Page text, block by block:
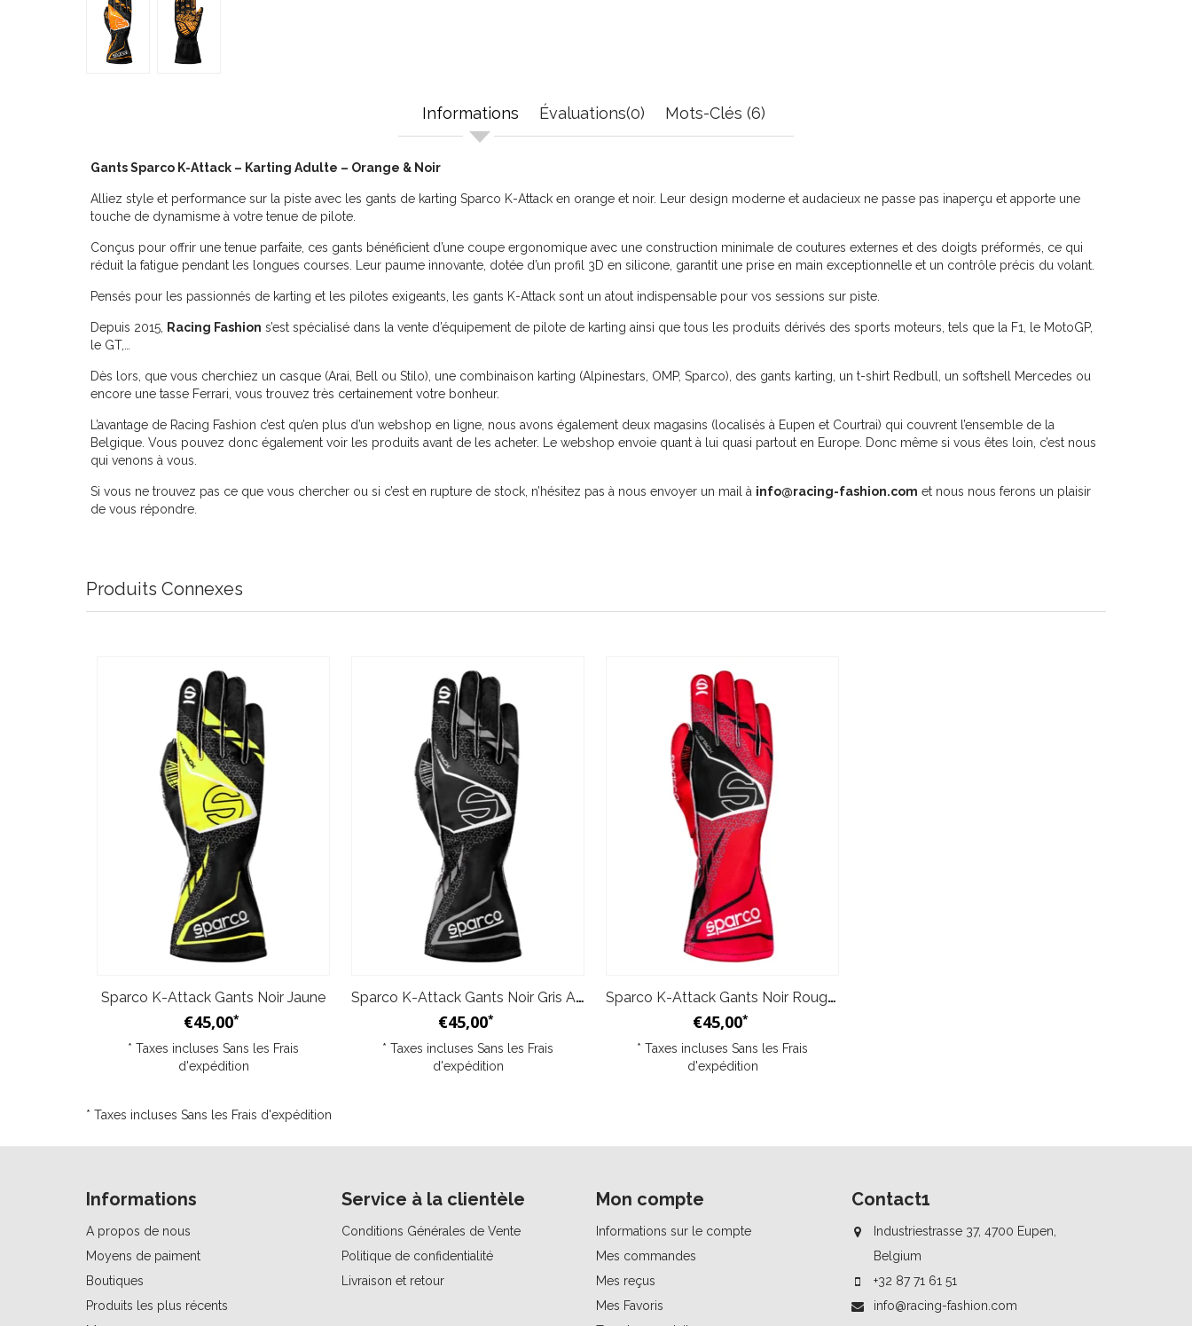
Informations Évaluations(0) Mots-Clés (6)
Gants Sparco K-Attack – Karting Adulte – Orange & Noir
Alliez style et performance sur la piste avec les gants de karting Sparco K-Attack en orange et noir. Leur design moderne et audacieux ne passe pas inaperçu et apporte une
touche de dynamisme à votre tenue de pilote.
Conçus pour offrir une tenue parfaite, ces gants bénéficient d’une coupe ergonomique avec une construction minimale de coutures externes et des doigts préformés, ce qui
réduit la fatigue pendant les longues courses. Leur paume innovante, dotée d’un profil 3D en silicone, garantit une prise en main exceptionnelle et un contrôle précis du volant.
Pensés pour les passionnés de karting et les pilotes exigeants, les gants K-Attack sont un atout indispensable pour vos sessions sur piste.
Depuis 2015, Racing Fashion s’est spécialisé dans la vente d’équipement de pilote de karting ainsi que tous les produits dérivés des sports moteurs, tels que la F1, le MotoGP,
le GT,…
Dès lors, que vous cherchiez un casque (Arai, Bell ou Stilo), une combinaison karting (Alpinestars, OMP, Sparco), des gants karting, un t-shirt Redbull, un softshell Mercedes ou
encore une tasse Ferrari, vous trouvez très certainement votre bonheur.
L’avantage de Racing Fashion c’est qu’en plus d’un webshop en ligne, nous avons également deux magasins (localisés à Eupen et Courtrai) qui couvrent l’ensemble de la
Belgique. Vous pouvez donc également voir les produits avant de les acheter. Le webshop envoie quant à lui quasi partout en Europe. Donc même si vous êtes loin, c’est nous
qui venons à vous.
Si vous ne trouvez pas ce que vous chercher ou si c’est en rupture de stock, n’hésitez pas à nous envoyer un mail à info@racing-fashion.com et nous nous ferons un plaisir
de vous répondre.
Produits Connexes
Sparco K-Attack Gants Noir Jaune
€45,00*
* Taxes incluses Sans les Frais
d'expédition
Sparco K-Attack Gants Noir Gris Adulte & Junior
€45,00*
* Taxes incluses Sans les Frais
d'expédition
Sparco K-Attack Gants Noir Rouge Adulte & Junior
€45,00*
* Taxes incluses Sans les Frais
d'expédition
* Taxes incluses Sans les Frais d'expédition
Informations
A propos de nous
Moyens de paiment
Boutiques
Produits les plus récents
Service à la clientèle
Conditions Générales de Vente
Politique de confidentialité
Livraison et retour
Mon compte
Informations sur le compte
Mes commandes
Mes reçus
Mes Favoris
Contact1
Industriestrasse 37, 4700 Eupen,
Belgium
+32 87 71 61 51
info@racing-fashion.com